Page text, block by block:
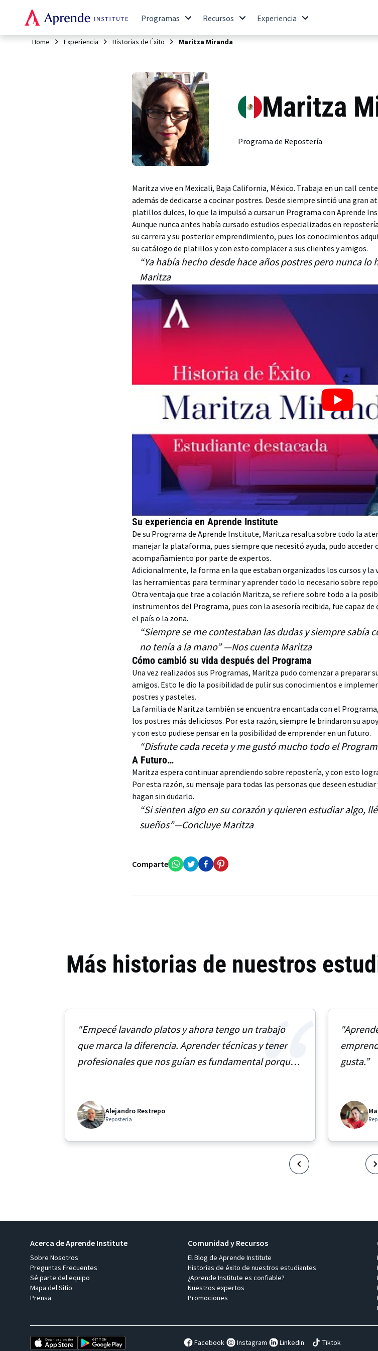
Programas Recursos Experiencia
Home Experiencia Historias de Éxito Maritza Miranda
Maritza
Programa de Repostería
Maritza vive en Mexicali, Baja California, México. Trabaja en un call
además de dedicarse a cocinar postres. Desde siempre sintió una gran
platillos dulces, lo que la impulsó a cursar un Programa con Aprende
Aunque nunca antes había cursado estudios especializados en
su carrera y su posterior emprendimiento, pues los conocimientos
su catálogo de platillos y con esto complacer a sus clientes y amigos.
“Ya había hecho desde hace años postres pero nunca
Maritza
Su experiencia en Aprende Institute
De su Programa de Aprende Institute, Maritza resalta sobre todo la
manejar la plataforma, pues siempre que necesitó ayuda, pudo acceder
acompañamiento por parte de expertos.
Adicionalmente, la forma en la que estaban organizados los cursos y
las herramientas para terminar y aprender todo lo necesario sobre
Otra ventaja que trae a colación Maritza, se refiere sobre todo a la
instrumentos del Programa, pues con la asesoría recibida, fue capaz
el país o la zona.
“Siempre se me contestaban las dudas y siempre sabía
no tenía a la mano” —Nos cuenta Maritza
Cómo cambió su vida después del Programa
Una vez realizados sus Programas, Maritza pudo comenzar a preparar
amigos. Esto le dio la posibilidad de pulir sus conocimientos e
postres y pasteles.
La familia de Maritza también se encuentra encantada con el
los postres más deliciosos. Por esta razón, siempre le brindaron su
y con esto pudiese pensar en la posibilidad de emprender en un futuro.
“Disfrute cada receta y me gustó mucho todo el
A Futuro…
Maritza espera continuar aprendiendo sobre repostería, y con esto
Por esta razón, su mensaje para todas las personas que deseen
hagan sin dudarlo.
“Si sienten algo en su corazón y quieren estudiar algo,
sueños”—Concluye Maritza
Comparte
Más historias de nuestros
"Empecé lavando platos y ahora tengo un trabajo
que marca la diferencia. Aprender técnicas y tener
profesionales que nos guían es fundamental porque
Alejandro Restrepo
Repostería
gusta.”
Acerca de Aprende Institute
Sobre Nosotros
Preguntas Frecuentes
Sé parte del equipo
Mapa del Sitio
Prensa
Comunidad y Recursos
El Blog de Aprende Institute
Historias de éxito de nuestros estudiantes
¿Aprende Institute es confiable?
Nuestros expertos
Promociones
Facebook Instagram Linkedin Tiktok